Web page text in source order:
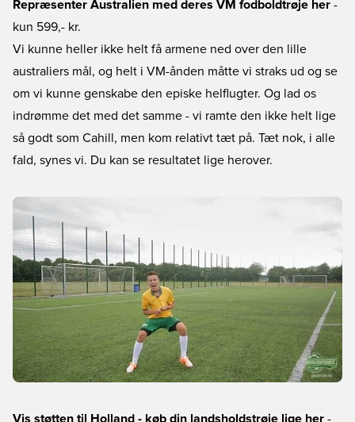
Repræsenter Australien med deres VM fodboldtrøje her -
kun 599,- kr.
Vi kunne heller ikke helt få armene ned over den lille
australiers mål, og helt i VM-ånden måtte vi straks ud og se
om vi kunne genskabe den episke helflugter. Og lad os
indrømme det med det samme - vi ramte den ikke helt lige
så godt som Cahill, men kom relativt tæt på. Tæt nok, i alle
fald, synes vi. Du kan se resultatet lige herover.
Vis støtten til Holland - køb din landsholdstrøje lige her -